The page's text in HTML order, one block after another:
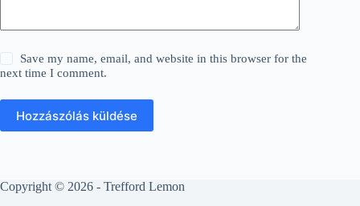
Save my name, email, and website in this browser for the
next time I comment.
Hozzászólás küldése
Copyright © 2026 - Trefford Lemon